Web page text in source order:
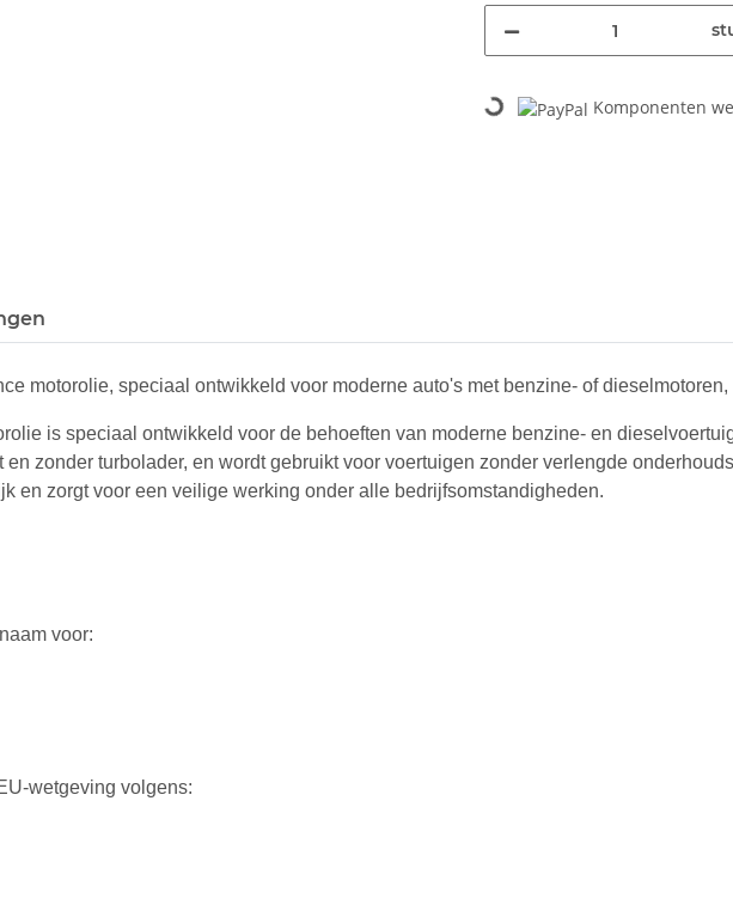
Loading... Komponenten
motorolie, speciaal ontwikkeld voor moderne auto's met benzine- of dieselmotoren,
is speciaal ontwikkeld voor de behoeften van moderne benzine- en
en zonder turbolader, en wordt gebruikt voor voertuigen zonder verlengde
en zorgt voor een veilige werking onder alle bedrijfsomstandigheden.
voor:
wetgeving volgens: